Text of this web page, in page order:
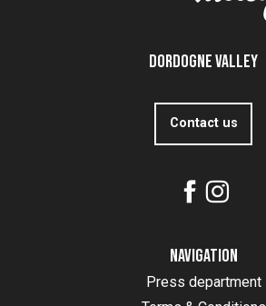
Dordogne Valley
Contact us
Navigation
Press department